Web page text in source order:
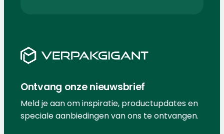
Ontvang onze nieuwsbrief
Meld je aan om inspiratie, productupdates en
speciale aanbiedingen van ons te ontvangen.